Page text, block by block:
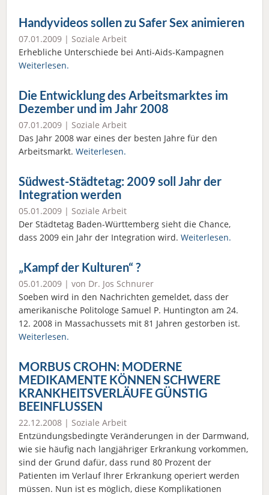
Handyvideos sollen zu Safer Sex animieren
07.01.2009 | Soziale Arbeit
Erhebliche Unterschiede bei Anti-Aids-Kampagnen
Weiterlesen.
Die Entwicklung des Arbeitsmarktes im
Dezember und im Jahr 2008
07.01.2009 | Soziale Arbeit
Das Jahr 2008 war eines der besten Jahre für den
Arbeitsmarkt. Weiterlesen.
Südwest-Städtetag: 2009 soll Jahr der
Integration werden
05.01.2009 | Soziale Arbeit
Der Städtetag Baden-Württemberg sieht die Chance,
dass 2009 ein Jahr der Integration wird. Weiterlesen.
„Kampf der Kulturen“ ?
05.01.2009 | von Dr. Jos Schnurer
Soeben wird in den Nachrichten gemeldet, dass der
amerikanische Politologe Samuel P. Huntington am 24.
12. 2008 in Massachussets mit 81 Jahren gestorben ist.
Weiterlesen.
MORBUS CROHN: MODERNE
MEDIKAMENTE KÖNNEN SCHWERE
KRANKHEITSVERLÄUFE GÜNSTIG
BEEINFLUSSEN
22.12.2008 | Soziale Arbeit
Entzündungsbedingte Veränderungen in der Darmwand,
wie sie häufig nach langjähriger Erkrankung vorkommen,
sind der Grund dafür, dass rund 80 Prozent der
Patienten im Verlauf Ihrer Erkrankung operiert werden
müssen. Nun ist es möglich, diese Komplikationen